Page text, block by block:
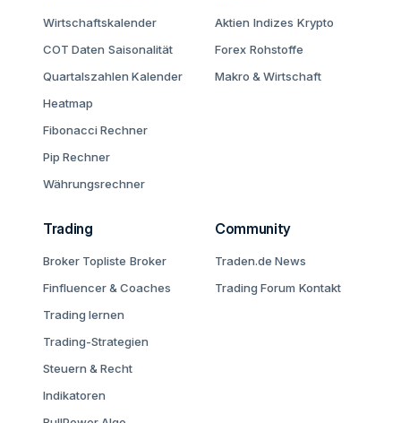
Wirtschaftskalender
COT Daten Saisonalität
Quartalszahlen Kalender
Heatmap
Fibonacci Rechner
Pip Rechner
Währungsrechner
Aktien Indizes Krypto
Forex Rohstoffe
Makro & Wirtschaft
Trading
Broker Topliste Broker
Finfluencer & Coaches
Trading lernen
Trading-Strategien
Steuern & Recht
Indikatoren
Community
Traden.de News
Trading Forum Kontakt